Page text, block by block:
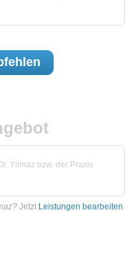
Yilmaz bzw. der Praxis
Jetzt Leistungen bearbeiten.